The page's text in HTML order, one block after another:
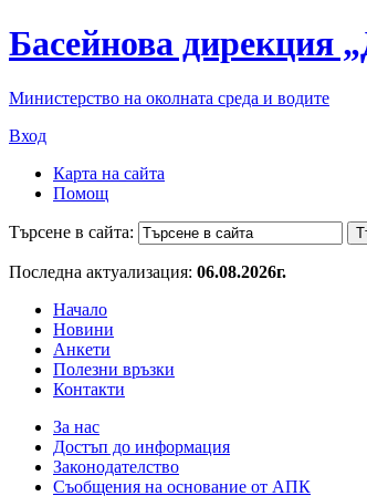
Басейнова дирекция
Министерство на околната среда и водите
Вход
Карта на сайта
Помощ
Търсене в сайта:
Последна актуализация: 06.08.2026г.
Начало
Новини
Анкети
Полезни връзки
Контакти
За нас
Достъп до информация
Законодателство
Съобщения на основание от АПК